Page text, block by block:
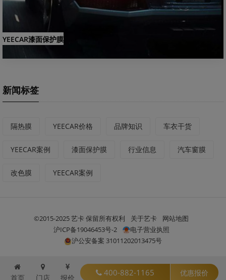
YEECAR漆面保护膜
新闻标签
隔热膜 YEECAR价格 品牌知识 车衣干货
YEECAR案例 漆面保护膜 行业信息 汽车窗膜
改色膜 YEECAR案例
©2015-2025 艺卡 保留所有权利 关于艺卡
网站地图
沪ICP备19046453号-2
电子营业执照
沪公安备案 31011202013475号
首页 门店 报价
400-882-1165 优惠报价